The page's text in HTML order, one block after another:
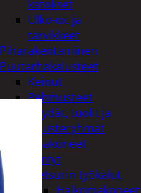
katokset
Ulko-wc ja
tarvikkeet
Piharakentaminen
Puutarhakalusteet
Keinut
Pehmusteet
Pöydät, tuolit ja
kalusteryhmät
Puutarhakoneet
Kärryt
Metsurin työkalut